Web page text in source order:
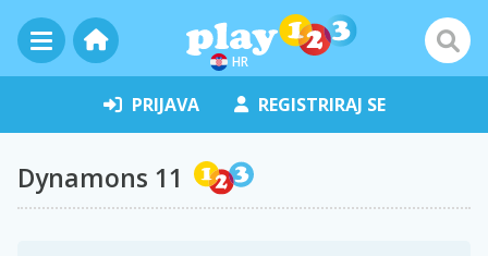
HR
PRIJAVA REGISTRIRAJ SE
Dynamons 11